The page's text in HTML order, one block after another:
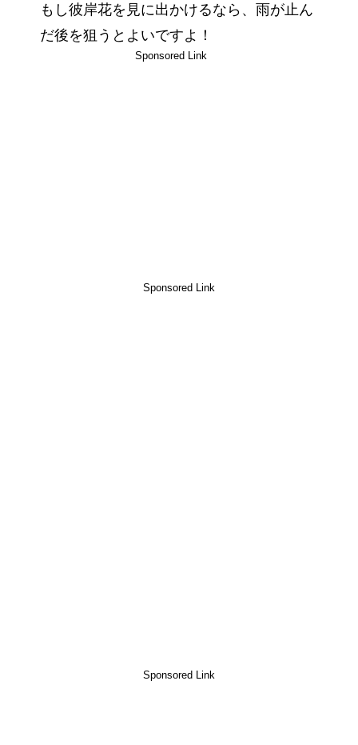
もし彼岸花を見に出かけるなら、雨が止ん
だ後を狙うとよいですよ！
Sponsored Link
Sponsored Link
Sponsored Link